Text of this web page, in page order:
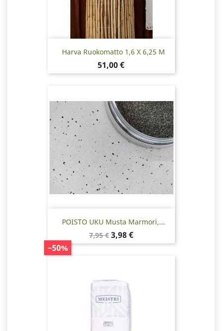
Harva Ruokomatto 1,6 X 6,25 M
Hinta
51,00 €
POISTO UKU Musta Marmori,...
Normaalihinta
7,95 €
−50%
Hinta
3,98 €